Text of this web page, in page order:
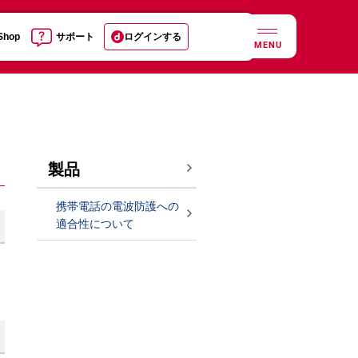
サポート ログインする
MENU
製品
携帯電話の電波防護への
適合性について